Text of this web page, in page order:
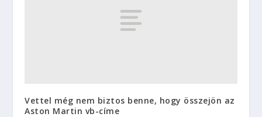
Vettel még nem biztos benne, hogy összejön az
Aston Martin vb-címe